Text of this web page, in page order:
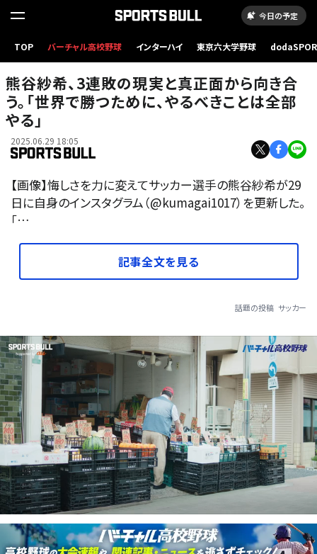
今日の予定
TOP バーチャル高校野球 インターハイ 東京六大学野球
熊谷紗希、3連敗の現実と真正面から向き合
う。「世界で勝つために、やるべきことは全部
やる」
2025.06.29 18:05
【画像】悔しさを力に変えてサッカー選手の熊谷紗希が29
日に自身のインスタグラム（@kumagai1017）を更新した。
「…
記事全文を見る
話題の投稿 サッカー